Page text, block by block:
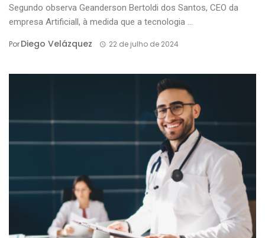
Segundo observa Geanderson Bertoldi dos Santos, CEO da
empresa Artificiall, à medida que a tecnologia ...
PorDiego Velázquez 22 de julho de 2024